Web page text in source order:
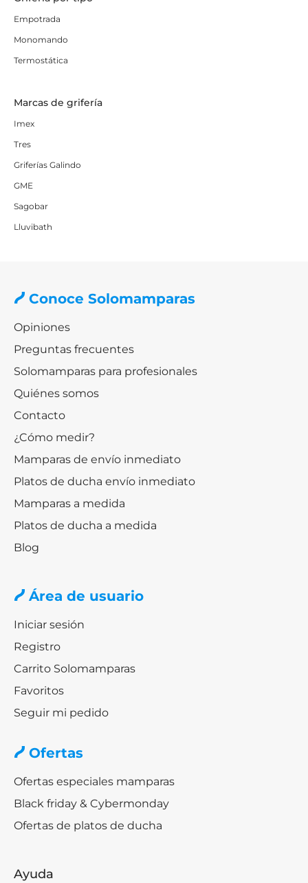
Empotrada
Monomando
Termostática
Marcas de grifería
Imex
Tres
Griferías Galindo
GME
Sagobar
Lluvibath
Conoce Solomamparas
Opiniones
Preguntas frecuentes
Solomamparas para profesionales
Quiénes somos
Contacto
¿Cómo medir?
Mamparas de envío inmediato
Platos de ducha envío inmediato
Mamparas a medida
Platos de ducha a medida
Blog
Área de usuario
Iniciar sesión
Registro
Carrito Solomamparas
Favoritos
Seguir mi pedido
Ofertas
Ofertas especiales mamparas
Black friday & Cybermonday
Ofertas de platos de ducha
Ayuda